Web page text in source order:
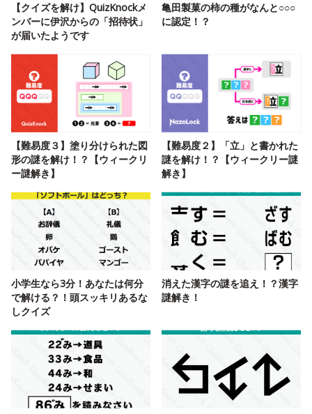
【クイズを解け】QuizKnockメ
ンバーに伊沢からの「招待状」
が届いたようです
亀田製菓の柿の種がなんと○○○
に認定！？
【難易度３】塗り分けられた図
形の謎を解け！？【ウィークリ
ー謎解き】
【難易度２】「立」と書かれた
謎を解け！？【ウィークリー謎
解き】
小学生なら3分！あなたは何分
で解ける？！頭スッキリあるな
しクイズ
消えた漢字の謎を追え！？漢字
謎解き！